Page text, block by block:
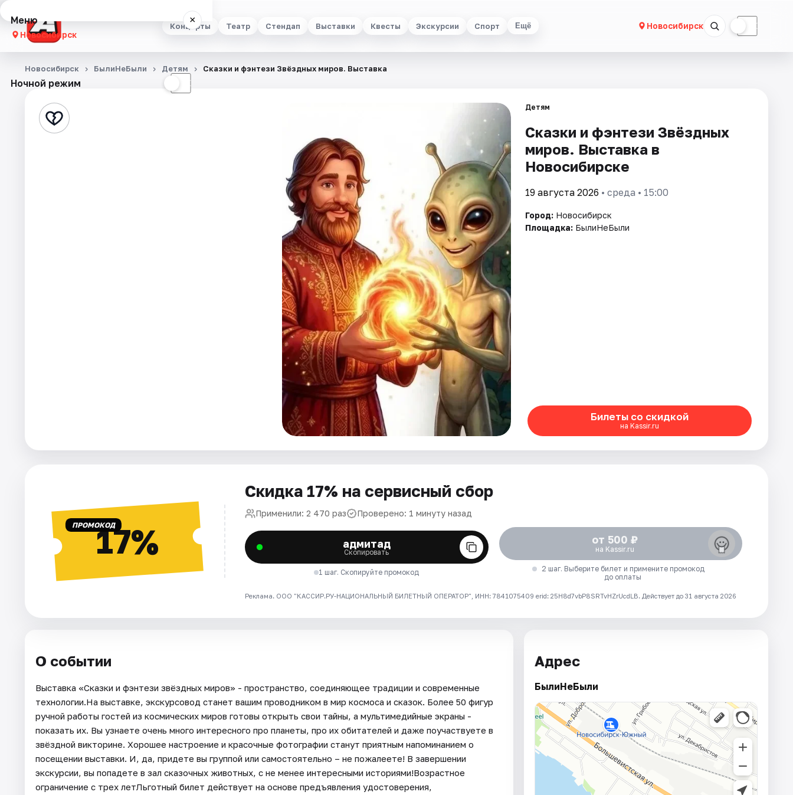
Концерты Театр Стендап Выставки Квесты Экскурсии Спорт Ещё Новосибирск ☾
Меню ×
Новосибирск
Концерты
Стендап
Ночной режим ☾
Новосибирск БылиНеБыли Детям Сказки и фэнтези Звёздных миров. Выставка
Детям
Сказки и фэнтези Звёздных
миров. Выставка в
Новосибирске
19 августа 2026 • среда • 15:00
Город: Новосибирск
Площадка: БылиНеБыли
Билеты со скидкой
на Kassir.ru
ПРОМОКОД17%
Скидка 17% на сервисный сбор
Применили: 2 470 раз Проверено: 1 минуту назад
адмитад
Скопировать
1 шаг. Скопируйте промокод
от 500 ₽
на Kassir.ru
2 шаг. Выберите билет и примените промокод
до оплаты
Реклама. ООО "КАССИР.РУ-НАЦИОНАЛЬНЫЙ БИЛЕТНЫЙ ОПЕРАТОР", ИНН: 7841075409 erid: 25H8d7vbP8SRTvHZrUcdLB. Действует до 31 августа 2026
О событии
Выставка «Сказки и фэнтези звёздных миров» - пространство, соединяющее традиции и современные
технологии.На выставке, экскурсовод станет вашим проводником в мир космоса и сказок. Более 50 фигур
ручной работы гостей из космических миров готовы открыть свои тайны, а мультимедийные экраны -
показать их. Вы узнаете очень много интересного про планеты, про их обитателей и даже поучаствуете в
звёздной викторине. Хорошее настроение и красочные фотографии станут приятным напоминанием о
посещении выставки. И, да, придете вы группой или самостоятельно – не пожалеете! В завершении
экскурсии, вы попадете в зал сказочных животных, с не менее интересными историями!Возрастное
ограничение с трех летЛьготный билет действует на основе предъявления удостоверения,
Адрес
БылиНеБыли